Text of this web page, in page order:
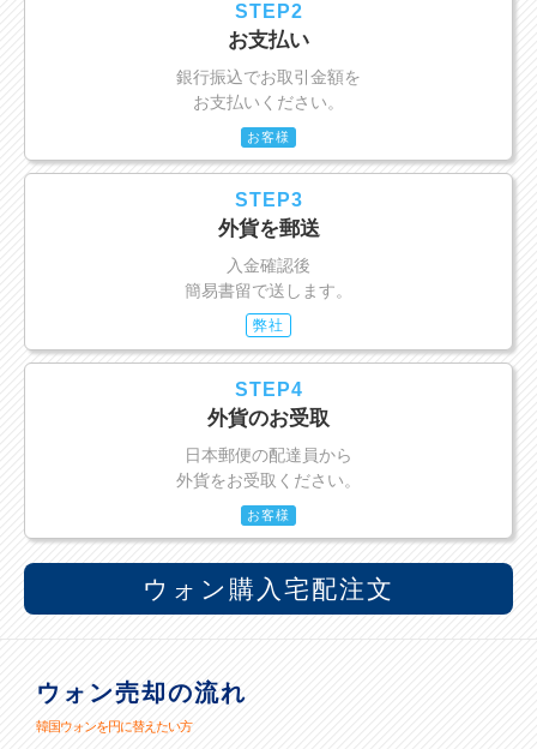
STEP2
お支払い
銀行振込でお取引金額を
お支払いください。
お客様
STEP3
外貨を郵送
入金確認後
簡易書留で送します。
弊社
STEP4
外貨のお受取
日本郵便の配達員から
外貨をお受取ください。
お客様
ウォン購入宅配注文
ウォン売却の流れ
韓国ウォンを円に替えたい方